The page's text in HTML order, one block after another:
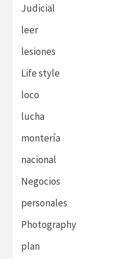
Judicial
leer
lesiones
Life style
loco
lucha
montería
nacional
Negocios
personales
Photography
plan